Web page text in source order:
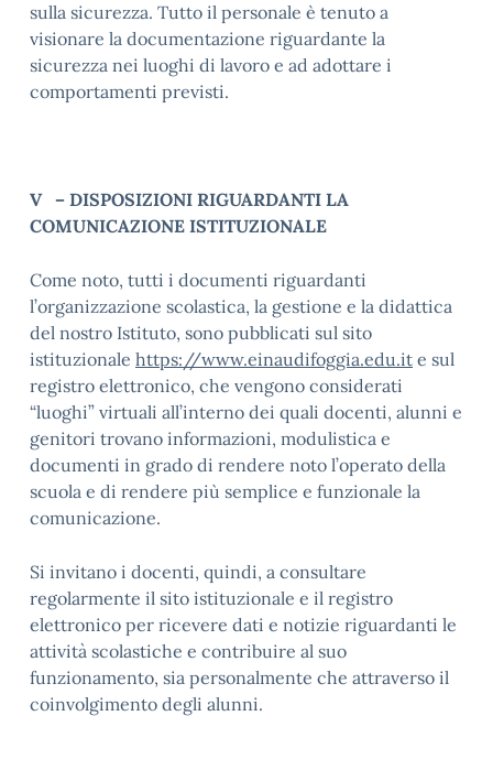
sulla sicurezza. Tutto il personale è tenuto a
visionare la documentazione riguardante la
sicurezza nei luoghi di lavoro e ad adottare i
comportamenti previsti.
V – DISPOSIZIONI RIGUARDANTI LA
COMUNICAZIONE ISTITUZIONALE
Come noto, tutti i documenti riguardanti
l’organizzazione scolastica, la gestione e la didattica
del nostro Istituto, sono pubblicati sul sito
istituzionale https://www.einaudifoggia.edu.it e sul
registro elettronico, che vengono considerati
“luoghi” virtuali all’interno dei quali docenti, alunni e
genitori trovano informazioni, modulistica e
documenti in grado di rendere noto l’operato della
scuola e di rendere più semplice e funzionale la
comunicazione.
Si invitano i docenti, quindi, a consultare
regolarmente il sito istituzionale e il registro
elettronico per ricevere dati e notizie riguardanti le
attività scolastiche e contribuire al suo
funzionamento, sia personalmente che attraverso il
coinvolgimento degli alunni.